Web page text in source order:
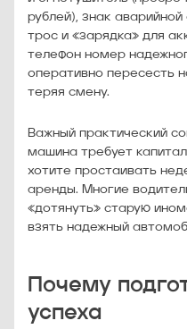
рублей), знак
трос и «зарядка» для
телефон номер
оперативно пересесть
теряя смену.
Важный практический
машина требует
хотите простаивать
аренды. Многие
«дотянуть» старую
взять надежный
Почему
успеха